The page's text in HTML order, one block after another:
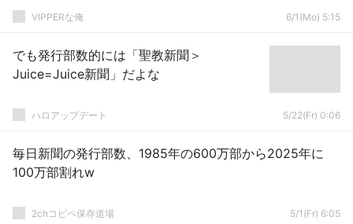
VIPPERな俺 6/1(Mo) 5:15
でも発行部数的には「聖教新聞＞
Juice=Juice新聞」だよな
ハロアップデート 5/22(Fr) 0:06
毎日新聞の発行部数、1985年の600万部から2025年に
100万部割れw
2chコピペ保存道場 5/1(Fr) 6:05